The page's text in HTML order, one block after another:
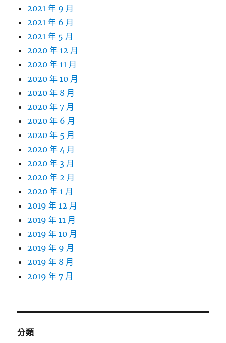
2021 年 9 月
2021 年 6 月
2021 年 5 月
2020 年 12 月
2020 年 11 月
2020 年 10 月
2020 年 8 月
2020 年 7 月
2020 年 6 月
2020 年 5 月
2020 年 4 月
2020 年 3 月
2020 年 2 月
2020 年 1 月
2019 年 12 月
2019 年 11 月
2019 年 10 月
2019 年 9 月
2019 年 8 月
2019 年 7 月
分類